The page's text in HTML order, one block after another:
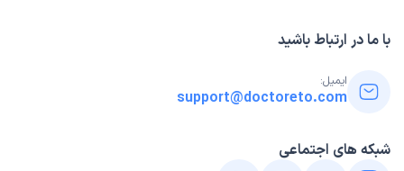
با ما در ارتباط باشید
ایمیل:
support@doctoreto.com
شبکه های اجتماعی